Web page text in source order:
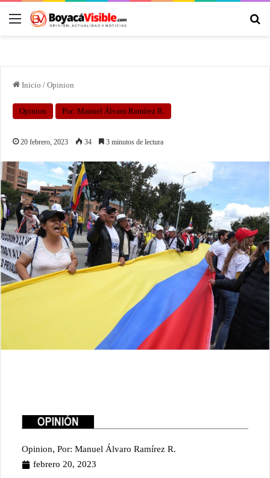
Inicio / Opinion
Opinion Por: Manuel Álvaro Ramírez R.
20 febrero, 2023 34 3 minutos de lectura
Opinion, Por: Manuel Álvaro Ramírez R.
febrero 20, 2023